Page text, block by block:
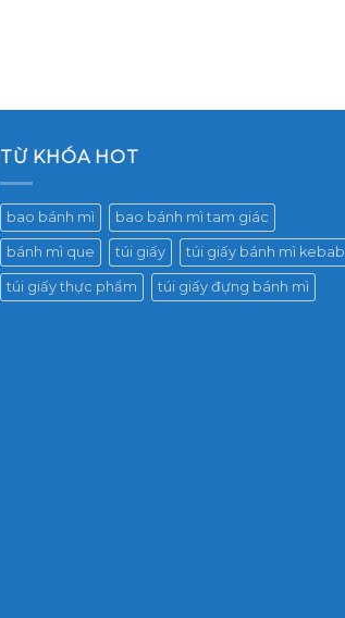
TỪ KHÓA HOT
bao bánh mì bao bánh mì tam giác
bánh mì que túi giấy túi giấy bánh mì kebab
túi giấy thực phẩm túi giấy đựng bánh mì